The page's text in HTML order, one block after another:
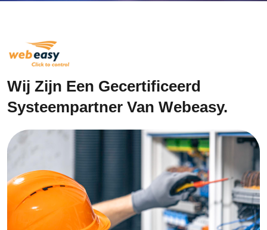
Wij Zijn Een Gecertificeerd
Systeempartner Van Webeasy.